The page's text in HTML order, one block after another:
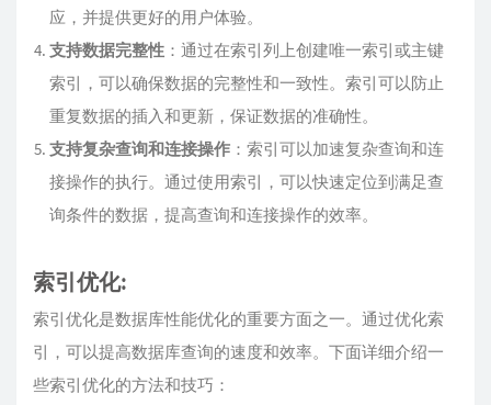
应，并提供更好的用户体验。
支持数据完整性 ：通过在索引列上创建唯一索引或主键
索引，可以确保数据的完整性和一致性。索引可以防止
重复数据的插入和更新，保证数据的准确性。
支持复杂查询和连接操作 ：索引可以加速复杂查询和连
接操作的执行。通过使用索引，可以快速定位到满足查
询条件的数据，提高查询和连接操作的效率。
索引优化:
索引优化是数据库性能优化的重要方面之一。通过优化索
引，可以提高数据库查询的速度和效率。下面详细介绍一
些索引优化的方法和技巧：